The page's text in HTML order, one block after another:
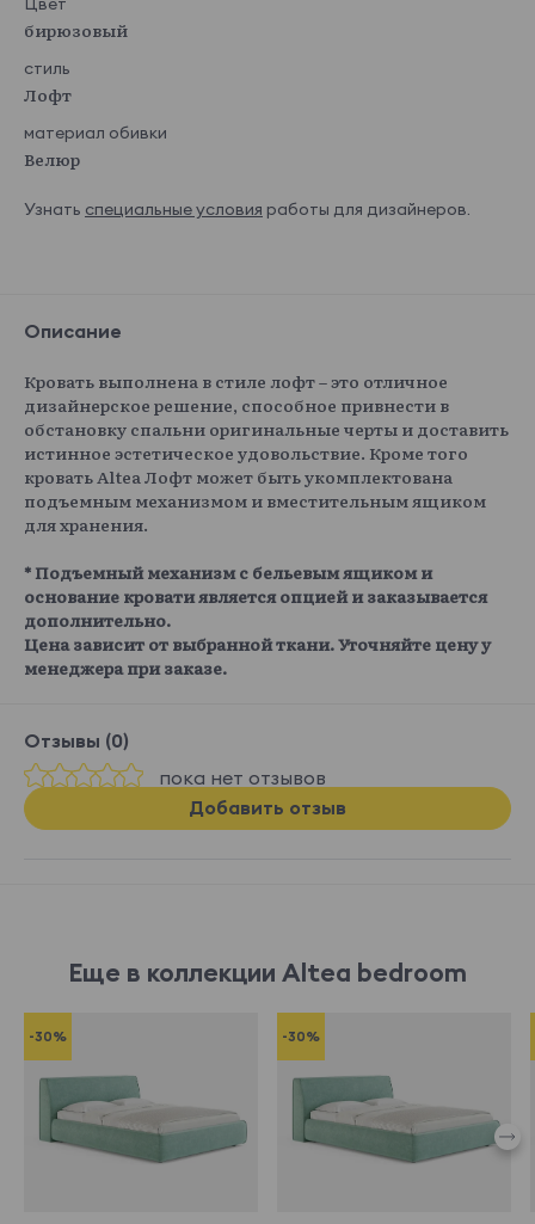
бирюзовый
стиль
Лофт
материал обивки
Велюр
Узнать специальные условия работы для дизайнеров.
Описание
Кровать выполнена в стиле лофт – это отличное
дизайнерское решение, способное привнести в
обстановку спальни оригинальные черты и доставить
истинное эстетическое удовольствие. Кроме того
кровать Altea Лофт может быть укомплектована
подъемным механизмом и вместительным ящиком
для хранения.
* Подъемный механизм с бельевым ящиком и
основание кровати является опцией и заказывается
дополнительно.
Цена зависит от выбранной ткани. Уточняйте цену у
менеджера при заказе.
Отзывы (0)
пока нет отзывов
Добавить отзыв
Еще в коллекции Altea bedroom
-30% -30%